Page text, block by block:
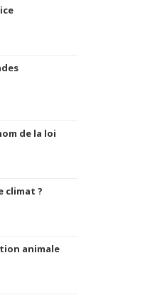
de la loi
climat ?
animale